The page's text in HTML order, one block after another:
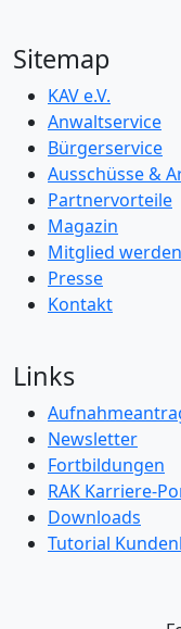
Sitemap
KAV e.V.
Anwaltservice
Bürgerservice
Ausschüsse &
Partnervorteile
Magazin
Mitglied werden
Presse
Kontakt
Links
Newsletter
Fortbildungen
RAK Karriere-
Downloads
Tutorial